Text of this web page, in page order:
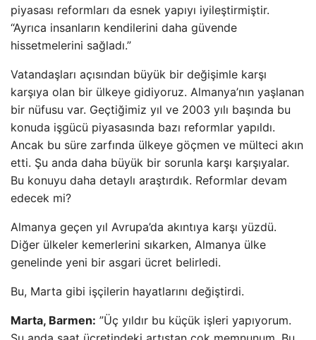
piyasası reformları da esnek yapıyı iyileştirmiştir.
“Ayrıca insanların kendilerini daha güvende
hissetmelerini sağladı.”
Vatandaşları açısından büyük bir değişimle karşı
karşıya olan bir ülkeye gidiyoruz. Almanya’nın yaşlanan
bir nüfusu var. Geçtiğimiz yıl ve 2003 yılı başında bu
konuda işgücü piyasasında bazı reformlar yapıldı.
Ancak bu süre zarfında ülkeye göçmen ve mülteci akın
etti. Şu anda daha büyük bir sorunla karşı karşıyalar.
Bu konuyu daha detaylı araştırdık. Reformlar devam
edecek mi?
Almanya geçen yıl Avrupa’da akıntıya karşı yüzdü.
Diğer ülkeler kemerlerini sıkarken, Almanya ülke
genelinde yeni bir asgari ücret belirledi.
Bu, Marta gibi işçilerin hayatlarını değiştirdi.
Marta, Barmen: ”Üç yıldır bu küçük işleri yapıyorum.